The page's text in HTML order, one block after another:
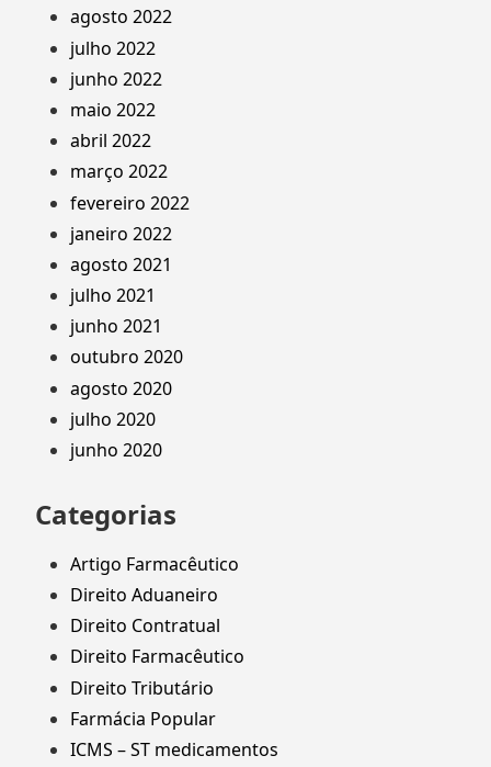
agosto 2022
julho 2022
junho 2022
maio 2022
abril 2022
março 2022
fevereiro 2022
janeiro 2022
agosto 2021
julho 2021
junho 2021
outubro 2020
agosto 2020
julho 2020
junho 2020
Categorias
Artigo Farmacêutico
Direito Aduaneiro
Direito Contratual
Direito Farmacêutico
Direito Tributário
Farmácia Popular
ICMS – ST medicamentos